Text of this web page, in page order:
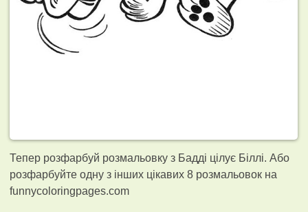
Тепер розфарбуй розмальовку з Бадді цілує Біллі. Або
розфарбуйте одну з інших цікавих 8 розмальовок на
funnycoloringpages.com